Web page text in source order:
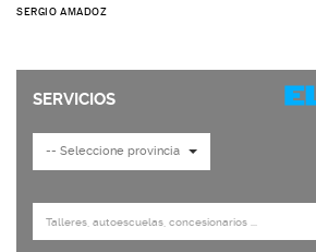
SERGIO AMADOZ